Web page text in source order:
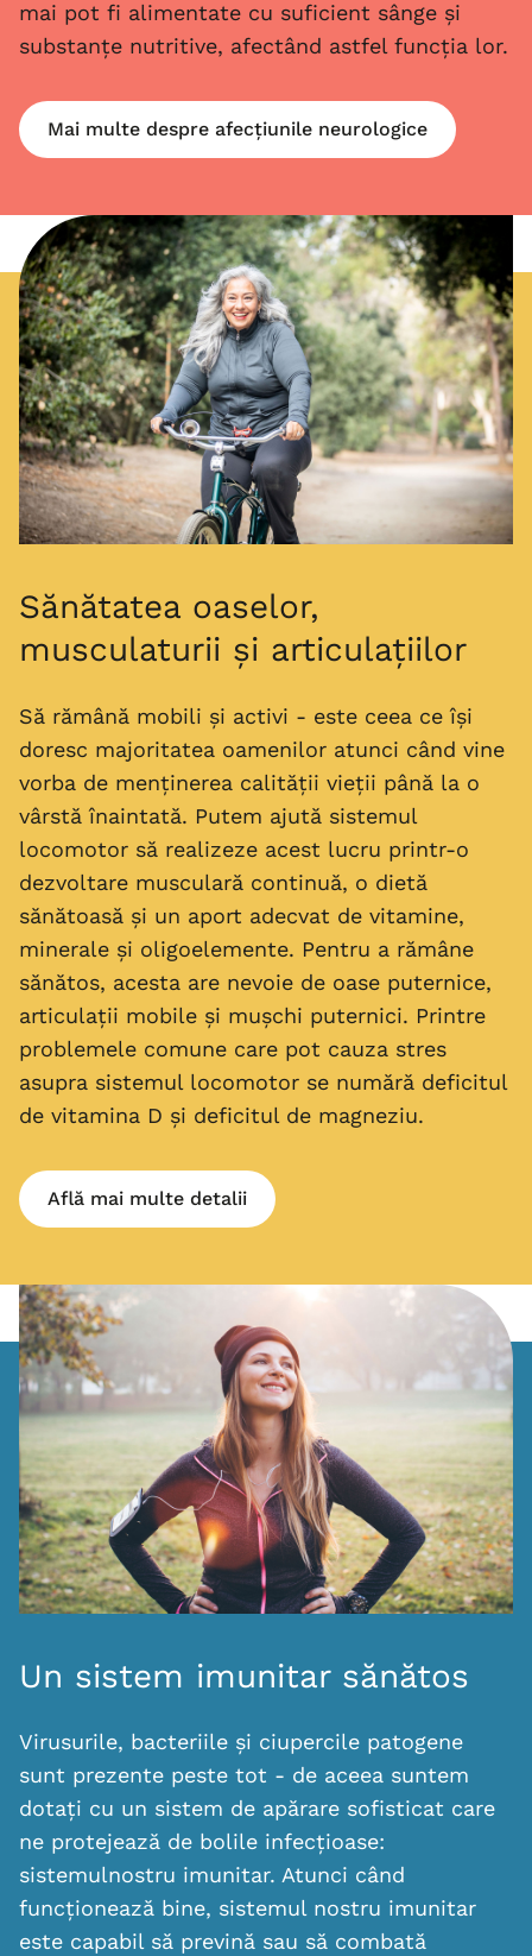
mai pot fi alimentate cu suficient sânge și
substanțe nutritive, afectând astfel funcția lor.
Mai multe despre afecțiunile neurologice
Sănătatea oaselor,
musculaturii și articulațiilor
Să rămână mobili și activi - este ceea ce își
doresc majoritatea oamenilor atunci când vine
vorba de menținerea calității vieții până la o
vârstă înaintată. Putem ajută sistemul
locomotor să realizeze acest lucru printr-o
dezvoltare musculară continuă, o dietă
sănătoasă și un aport adecvat de vitamine,
minerale și oligoelemente. Pentru a rămâne
sănătos, acesta are nevoie de oase puternice,
articulații mobile și mușchi puternici. Printre
problemele comune care pot cauza stres
asupra sistemul locomotor se numără deficitul
de vitamina D și deficitul de magneziu.
Află mai multe detalii
Un sistem imunitar sănătos
Virusurile, bacteriile și ciupercile patogene
sunt prezente peste tot - de aceea suntem
dotați cu un sistem de apărare sofisticat care
ne protejează de bolile infecțioase:
sistemulnostru imunitar. Atunci când
funcționează bine, sistemul nostru imunitar
este capabil să prevină sau să combată